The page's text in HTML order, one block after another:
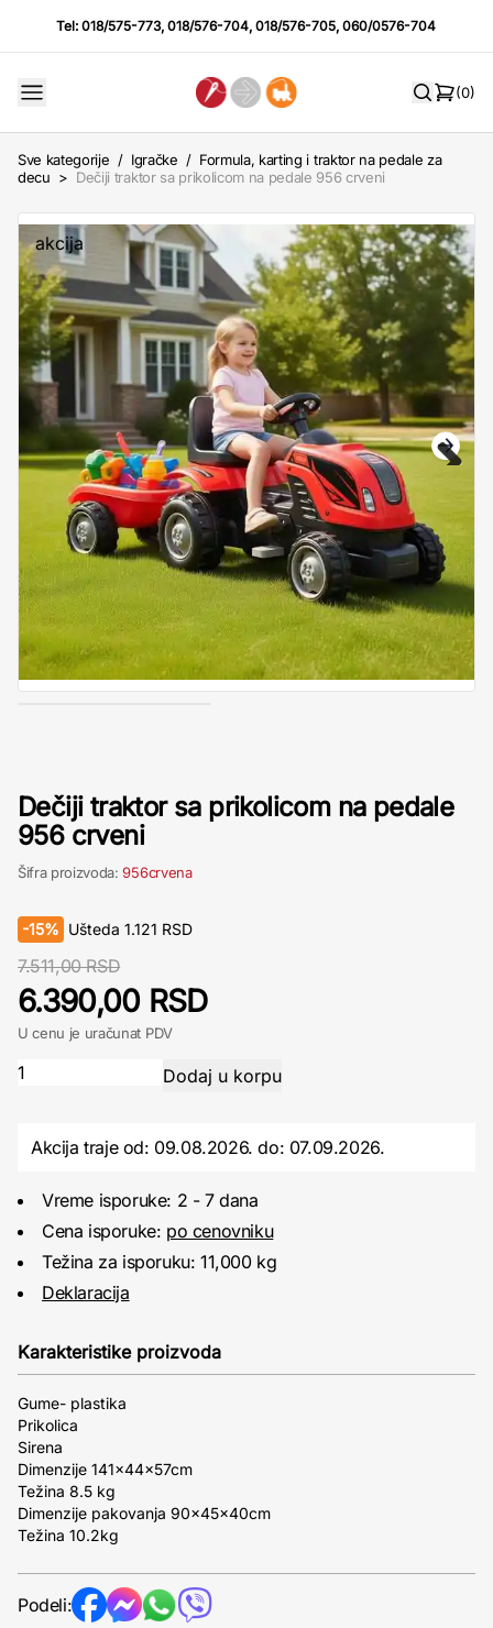
Tel:018/575-773,018/576-704,018/576-705,060/0576-704
(0)
Sve kategorije / Igračke / Formula, karting i traktor na pedale za
decu > Dečiji traktor sa prikolicom na pedale 956 crveni
akcija
Dečiji traktor sa prikolicom na pedale
956 crveni
Šifra proizvoda:956crvena
-15% Ušteda 1.121 RSD
7.511,00 RSD
6.390,00 RSD
U cenu je uračunat PDV
Akcija traje od: 09.08.2026.do: 07.09.2026.
Vreme isporuke: 2 - 7 dana
Cena isporuke: po cenovniku
Težina za isporuku: 11,000 kg
Deklaracija
Karakteristike proizvoda
Gume- plastika
Prikolica
Sirena
Dimenzije 141x44x57cm
Težina 8.5 kg
Dimenzije pakovanja 90x45x40cm
Težina 10.2kg
Podeli: